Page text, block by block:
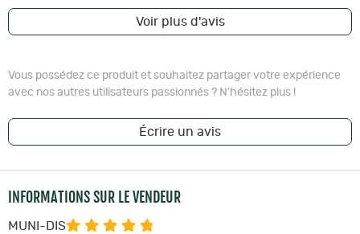
Voir plus d'avis
Vous possédez ce produit et souhaitez partager votre expérience
avec nos autres utilisateurs passionnés ? N'hésitez plus !
Écrire un avis
INFORMATIONS SUR LE VENDEUR
MUNI-DIS